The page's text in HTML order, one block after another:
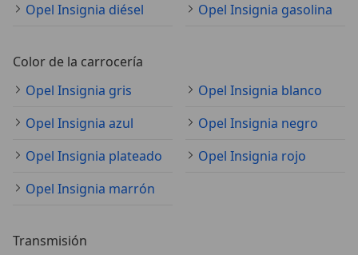
Opel Insignia diésel
Opel Insignia gasolina
Color de la carrocería
Opel Insignia gris
Opel Insignia blanco
Opel Insignia azul
Opel Insignia negro
Opel Insignia plateado
Opel Insignia rojo
Opel Insignia marrón
Transmisión